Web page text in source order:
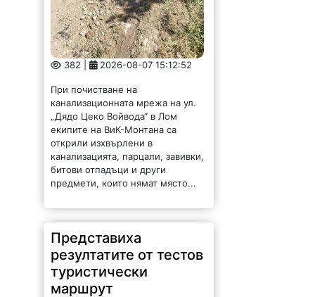
382 | 2026-08-07 15:12:52
При почистване на
канализационната мрежа на ул.
„Дядо Цеко Войвода“ в Лом
екипите на ВиК-Монтана са
открили изхвърлени в
канализацията, парцали, завивки,
битови отпадъци и други
предмети, които нямат място...
Представиха
резултатите от тестов
туристически
маршрут